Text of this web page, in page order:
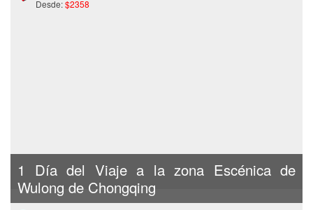
Desde:$2358
1 Día del Viaje a la zona Escénica de
Wulong de Chongqing